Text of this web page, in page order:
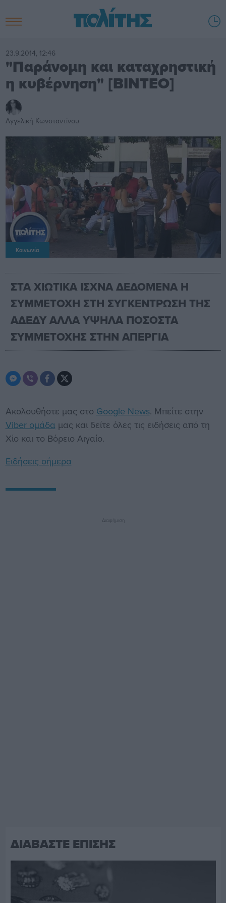
23.9.2014, 12:46
"Παράνομη και καταχρηστική
η κυβέρνηση" [ΒΙΝΤΕΟ]
Αγγελική Κωνσταντίνου
Κοινωνία
ΣΤΑ ΧΙΩΤΙΚΑ ΙΣΧΝΑ ΔΕΔΟΜΕΝΑ Η
ΣΥΜΜΕΤΟΧΗ ΣΤΗ ΣΥΓΚΕΝΤΡΩΣΗ ΤΗΣ
ΑΔΕΔΥ ΑΛΛΑ ΥΨΗΛΑ ΠΟΣΟΣΤΑ
ΣΥΜΜΕΤΟΧΗΣ ΣΤΗΝ ΑΠΕΡΓΙΑ
Ακολουθήστε μας στο Google News. Μπείτε στην
Viber ομάδα μας και δείτε όλες τις ειδήσεις από τη
Χίο και το Βόρειο Αιγαίο.
Ειδήσεις σήμερα
Διαφήμιση
ΔΙΑΒΑΣΤΕ ΕΠΙΣΗΣ